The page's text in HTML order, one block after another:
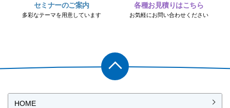
セミナーのご案内
多彩なテーマを用意しています
各種お見積りはこちら
お気軽にお問い合わせください
HOME